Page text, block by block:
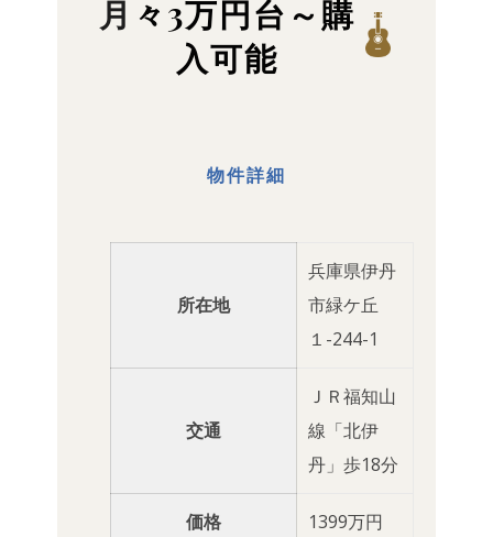
月々3万円台～購
入可能
物件詳細
所在地
兵庫県伊丹
市緑ケ丘
１-244-1
交通
ＪＲ福知山
線「北伊
丹」歩18分
価格 1399万円